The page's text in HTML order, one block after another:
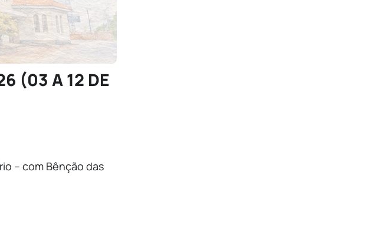
(03 A 12 DE
– com Bênção das